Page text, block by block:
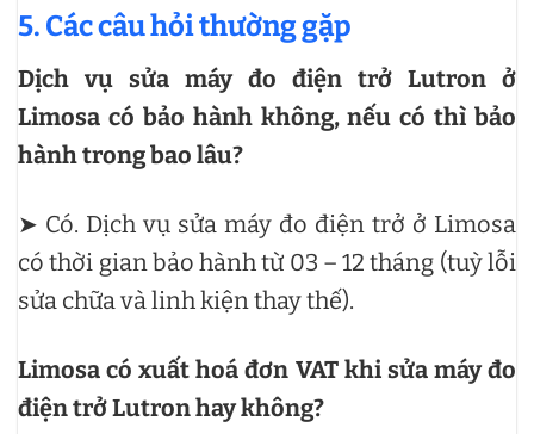
5. Các câu hỏi thường gặp
Dịch vụ sửa máy đo điện trở Lutron ở
Limosa có bảo hành không, nếu có thì bảo
hành trong bao lâu?
➤ Có. Dịch vụ sửa máy đo điện trở ở Limosa
có thời gian bảo hành từ 03 – 12 tháng (tuỳ lỗi
sửa chữa và linh kiện thay thế).
Limosa có xuất hoá đơn VAT khi sửa máy đo
điện trở Lutron hay không?